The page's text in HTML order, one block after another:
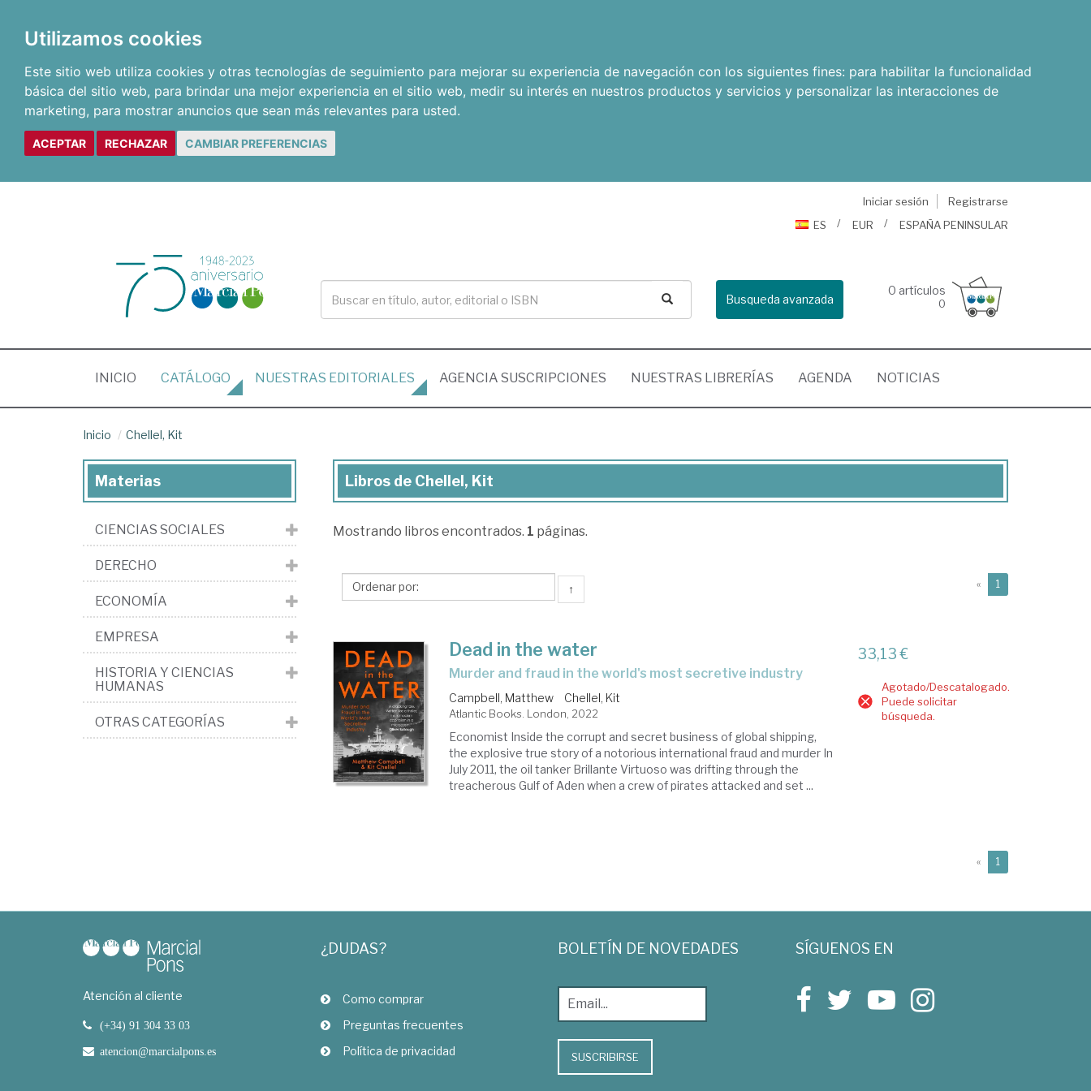
Utilizamos cookies
Este sitio web utiliza cookies y otras tecnologías de seguimiento para mejorar su experiencia de navegación con los siguientes fines: para habilitar la funcionalidad
básica del sitio web, para brindar una mejor experiencia en el sitio web, medir su interés en nuestros productos y servicios y personalizar las interacciones de
marketing, para mostrar anuncios que sean más relevantes para usted.
ACEPTAR RECHAZAR CAMBIAR PREFERENCIAS
Iniciar sesión
Registrarse
ES
EUR ESPAÑA PENINSULAR
Busqueda avanzada
0 artículos
0
INICIO (CURRENT)
CATÁLOGO NUESTRAS EDITORIALES AGENCIA SUSCRIPCIONES NUESTRAS LIBRERÍAS AGENDA NOTICIAS
Inicio Chellel, Kit
Libros
Chellel,
Libros de Chellel, Kit
Mostrando libros encontrados. 1 páginas.
↑ « 1
Dead in the water
murder and fraud in the world's most secretive industry
Campbell, Matthew Chellel, Kit
Atlantic Books. London, 2022
Economist Inside the corrupt and secret business of global shipping,
the explosive true story of a notorious international fraud and murder In
July 2011, the oil tanker Brillante Virtuoso was drifting through the
treacherous Gulf of Aden when a crew of pirates attacked and set ...
33,13 €
Agotado/Descatalogado.
Puede solicitar
búsqueda.
« 1
Materias
CIENCIAS SOCIALES
DERECHO
ECONOMÍA
EMPRESA
HISTORIA Y CIENCIAS
HUMANAS
OTRAS CATEGORÍAS
Atención al cliente
(+34) 91 304 33 03
atencion@marcialpons.es
¿DUDAS?
Como comprar
Preguntas frecuentes
Política de privacidad
BOLETÍN DE NOVEDADES
SUSCRIBIRSE
SÍGUENOS EN